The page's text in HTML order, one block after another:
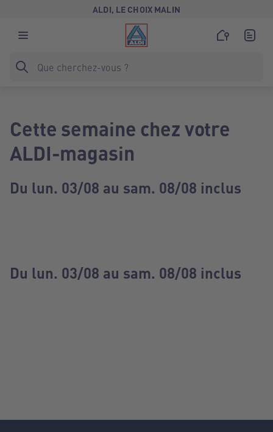
ALDI, LE CHOIX MALIN
Cette semaine chez votre
ALDI-magasin
Du lun. 03/08 au sam. 08/08 inclus
Du lun. 03/08 au sam. 08/08 inclus